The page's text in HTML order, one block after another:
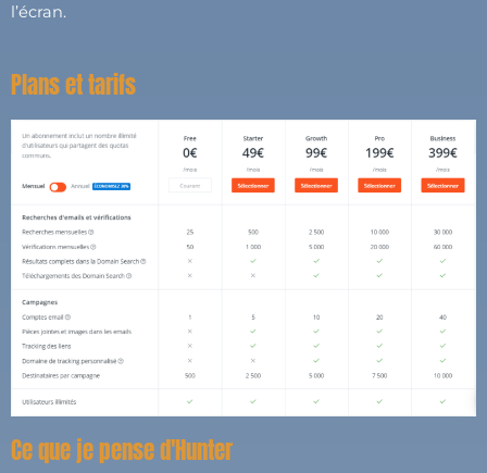
l’écran.
Plans et tarifs
Ce que je pense d'Hunter